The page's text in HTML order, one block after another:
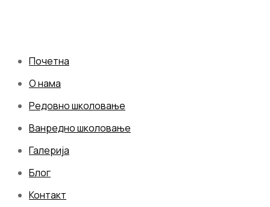
Почетна
О нама
Редовно школовање
Ванредно школовање
Галерија
Блог
Контакт